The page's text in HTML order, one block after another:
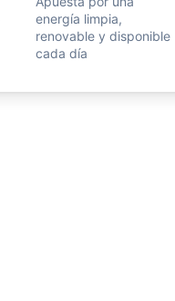
energía limpia,
renovable y disponible
cada día